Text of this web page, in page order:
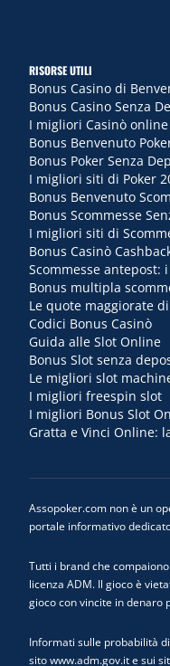
RISORSE UTILI
Bonus Casino di
Bonus Casino Senza
I migliori Casinò
Bonus Benvenuto
Bonus Poker Senza
I migliori siti di Poker
Bonus Benvenuto
Bonus Scommesse
I migliori siti di
Bonus Casinò
Scommesse
Bonus multipla
Le quote maggiorate
Codici Bonus Casinò
Guida alle Slot Online
Bonus Slot senza
Le migliori slot
I migliori freespin slot
I migliori Bonus Slot
Gratta e Vinci Online:
Assopoker.com non è un
portale informativo
Tutti i brand che
licenza ADM. Il gioco è
gioco con vincite in denaro
Informati sulle probabilità
sito www.adm.gov.it e sui